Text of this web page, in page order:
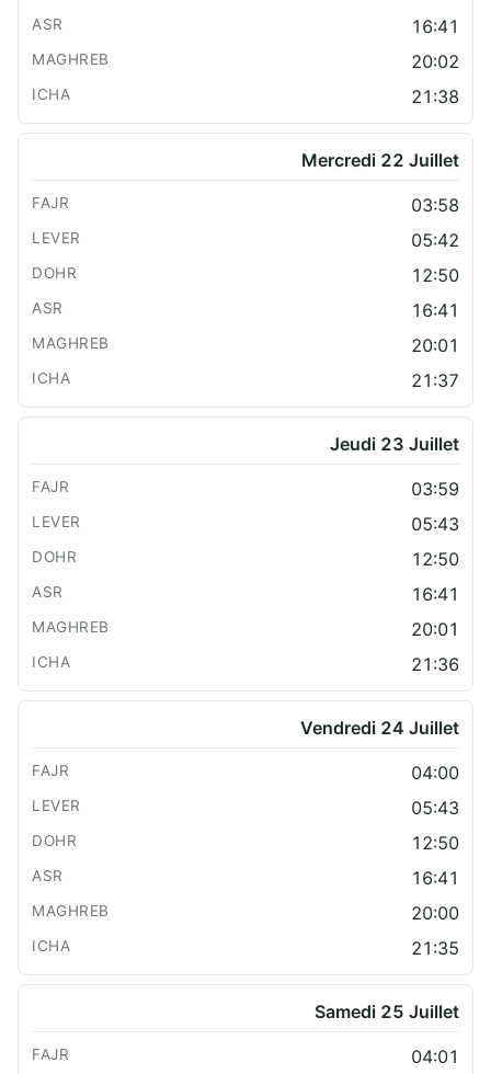
16:41
20:02
21:38
Mercredi 22 Juillet
03:58
05:42
12:50
16:41
20:01
21:37
Jeudi 23 Juillet
03:59
05:43
12:50
16:41
20:01
21:36
Vendredi 24 Juillet
04:00
05:43
12:50
16:41
20:00
21:35
Samedi 25 Juillet
04:01